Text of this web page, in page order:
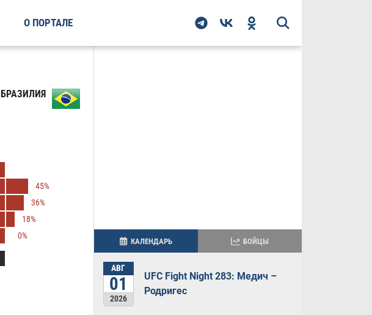
О ПОРТАЛЕ
БРАЗИЛИЯ
45%
36%
18%
0%
КАЛЕНДАРЬ БОЙЦЫ
АВГ
01
2026
UFC Fight Night 283: Медич –
Родригес